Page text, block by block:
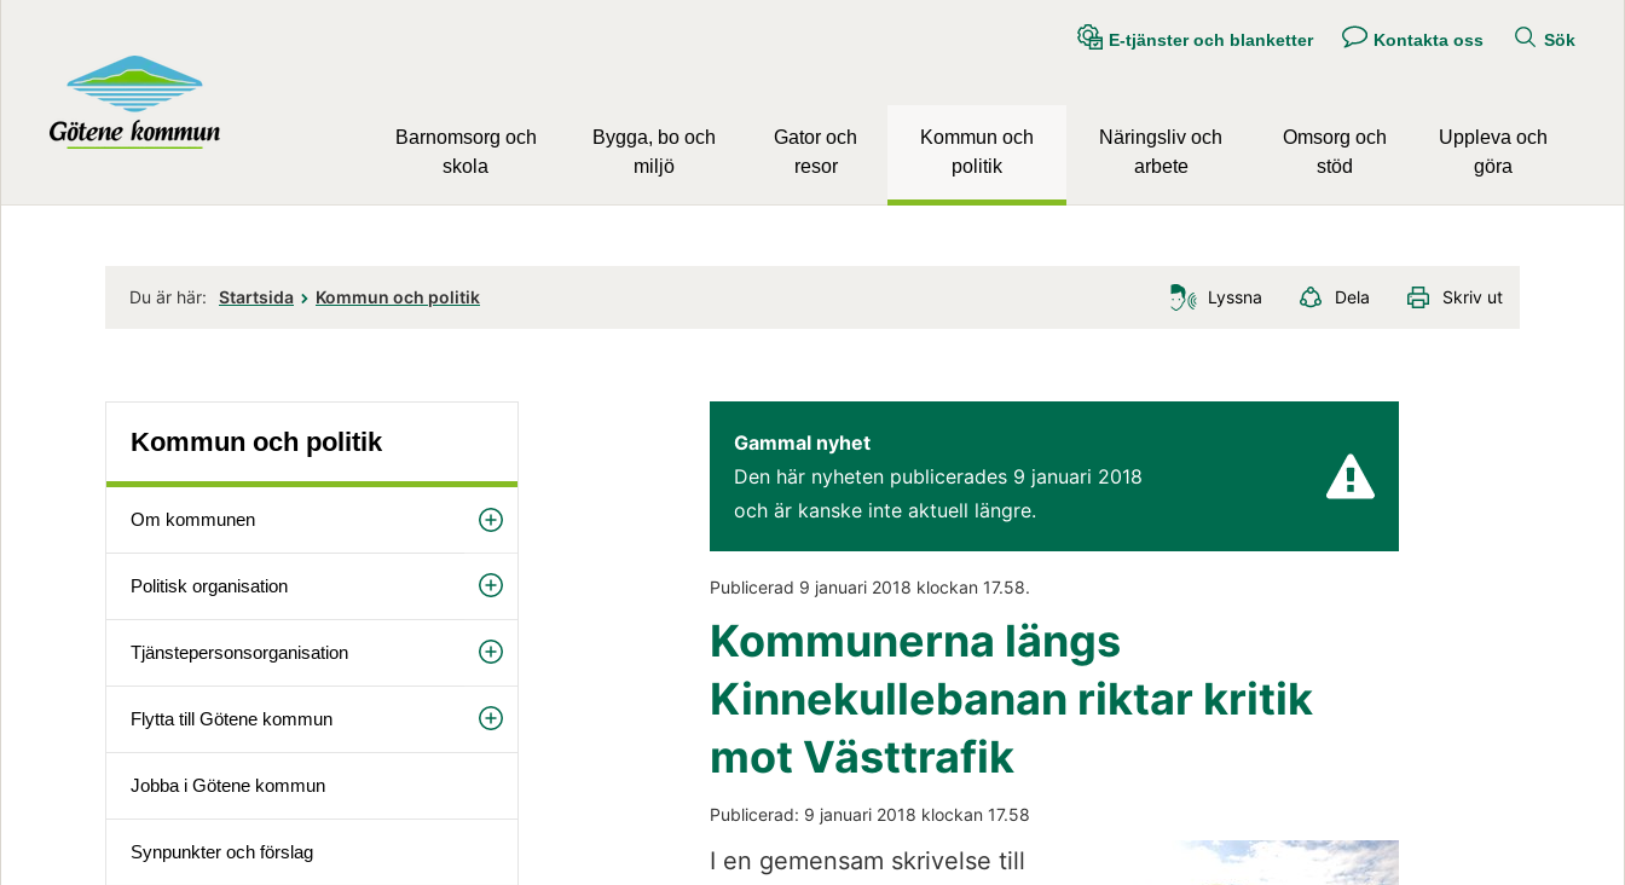
E-tjänster och blanketter Kontakta oss Sök
Barnomsorg och
skola
Bygga, bo och
miljö
Gator och
resor
Kommun och
politik
Näringsliv och
arbete
Omsorg och
stöd
Uppleva och
göra
Du är här: Startsida Kommun och politik Lyssna Dela Skriv ut
Kommun och politik
Om kommunen
Politisk organisation
Tjänstepersonsorganisation
Flytta till Götene kommun
Jobba i Götene kommun
Synpunkter och förslag
Gammal nyhet
Den här nyheten publicerades 9 januari 2018
och är kanske inte aktuell längre.
Publicerad 9 januari 2018 klockan 17.58.
Kommunerna längs
Kinnekullebanan riktar kritik
mot Västtrafik
Publicerad: 9 januari 2018 klockan 17.58
Förstora bilden
I en gemensam skrivelse till